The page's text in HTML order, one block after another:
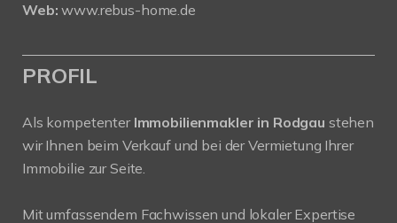
Web:www.rebus-home.de
PROFIL
Als kompetenter Immobilienmakler in Rodgau stehen
wir Ihnen beim Verkauf und bei der Vermietung Ihrer
Immobilie zur Seite.
Mit umfassendem Fachwissen und lokaler Expertise